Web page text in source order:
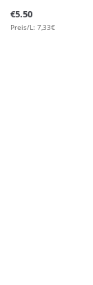
€5.50
Preis/L: 7,33€